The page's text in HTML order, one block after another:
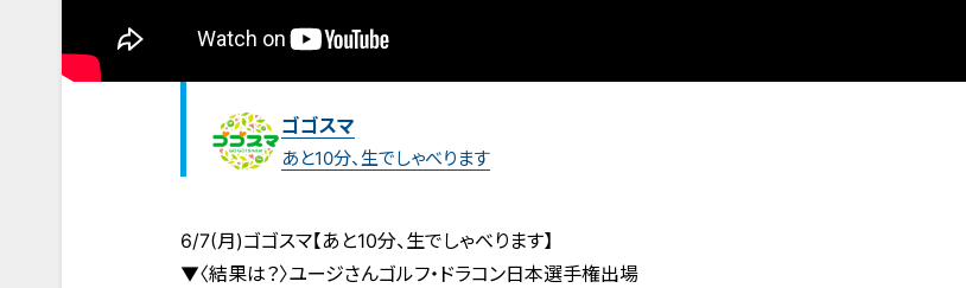
ゴゴスマ
あと10分、生でしゃべります
6/7(月)ゴゴスマ【あと10分、生でしゃべります】
▼〈結果は？〉ユージさんゴルフ・ドラコン日本選手権出場